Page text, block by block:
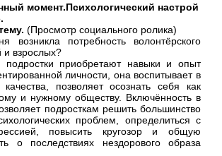
момент.Психологический настрой
(Просмотр социального ролика)
возникла потребность волонтёрского
и взрослых?
подростки приобретают навыки и опыт
личности, она воспитывает в
позволяет осознать себя как
и нужному обществу. Включённость в
подросткам решить большинство
проблем, определиться с
повысить кругозор и общую
о последствиях нездорового образа